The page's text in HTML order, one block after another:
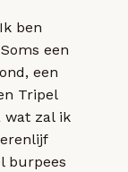
ben
een
een
Tripel
wat zal ik
burpees